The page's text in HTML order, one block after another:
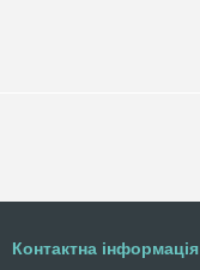
Контактна інформація